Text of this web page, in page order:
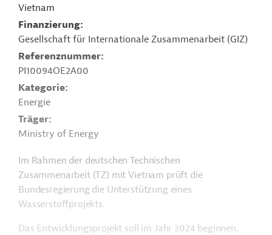
Vietnam
Finanzierung
Gesellschaft für Internationale Zusammenarbeit (GIZ)
Referenznummer
PI10094OE2A00
Kategorie
Energie
Träger
Ministry of Energy
Im Rahmen der deutschen Technischen
Zusammenarbeit (TZ) mit Vietnam prüft die
Bundesregierung die Unterstützung eines
Wasserstoffprojekts.
Das Entwicklungsprojekt soll im Jahr 2024 beginnen.